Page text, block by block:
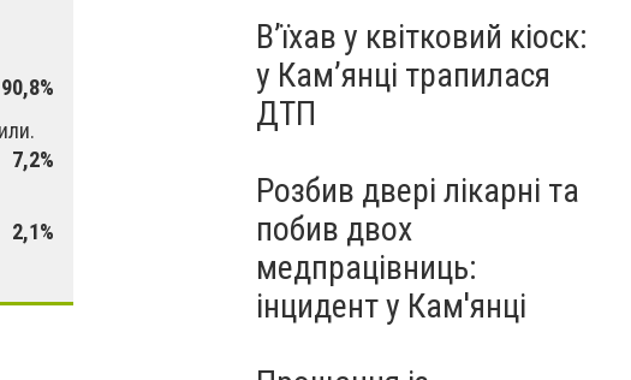
90,8%
7,2%
2,1%
Вʼїхав у квітковий кіоск:
у Камʼянці трапилася
ДТП
Розбив двері лікарні та
побив двох
медпрацівниць:
інцидент у Кам'янці